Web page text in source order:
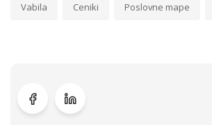
Vabila Ceniki Poslovne mape